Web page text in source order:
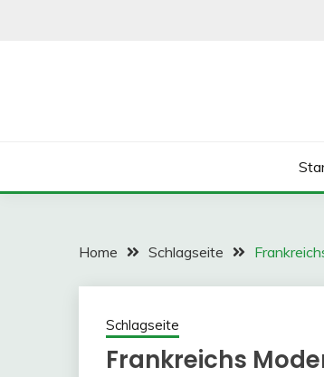
Home Schlagseite
Schlagseite
Frankreichs